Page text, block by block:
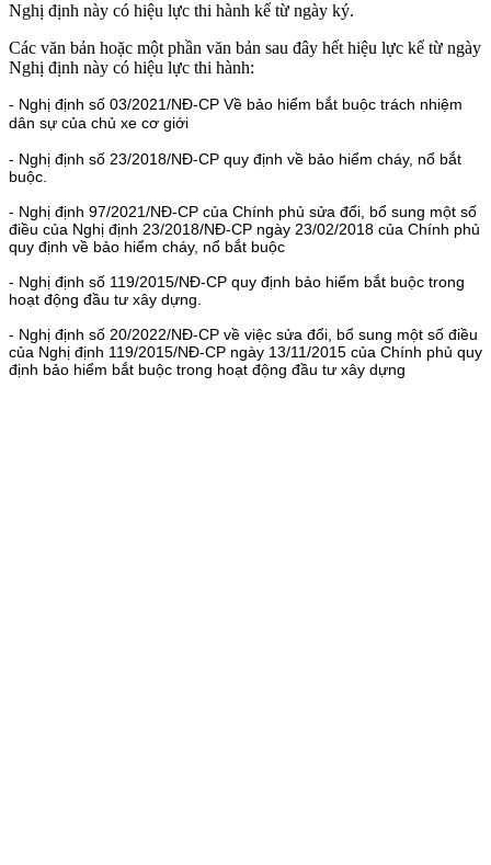
Nghị định này có hiệu lực thi hành kể từ ngày ký.
Các văn bản hoặc một phần văn bản sau đây hết hiệu lực kể từ ngày
Nghị định này có hiệu lực thi hành:
- Nghị định số 03/2021/NĐ-CP Về bảo hiểm bắt buộc trách nhiệm
dân sự của chủ xe cơ giới
- Nghị định số 23/2018/NĐ-CP quy định về bảo hiểm cháy, nổ bắt
buộc.
- Nghị định 97/2021/NĐ-CP của Chính phủ sửa đổi, bổ sung một số
điều của Nghị định 23/2018/NĐ-CP ngày 23/02/2018 của Chính phủ
quy định về bảo hiểm cháy, nổ bắt buộc
- Nghị định số 119/2015/NĐ-CP quy định bảo hiểm bắt buộc trong
hoạt động đầu tư xây dựng.
- Nghị định số 20/2022/NĐ-CP về việc sửa đổi, bổ sung một số điều
của Nghị định 119/2015/NĐ-CP ngày 13/11/2015 của Chính phủ quy
định bảo hiểm bắt buộc trong hoạt động đầu tư xây dựng